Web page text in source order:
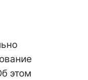
этом